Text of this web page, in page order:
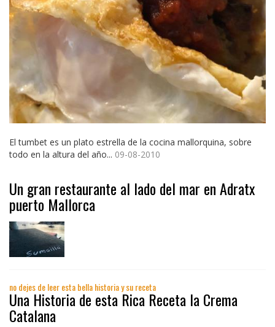
El tumbet es un plato estrella de la cocina mallorquina, sobre
todo en la altura del año... 09-08-2010
Un gran restaurante al lado del mar en Adratx
puerto Mallorca
no dejes de leer esta bella historia y su receta
Una Historia de esta Rica Receta la Crema
Catalana